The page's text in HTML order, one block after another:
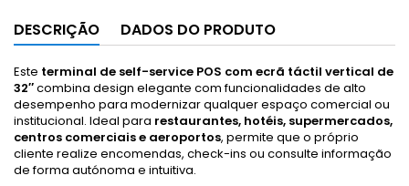
DESCRIÇÃO DADOS DO PRODUTO
Este terminal de self-service POS com ecrã táctil vertical de
32″combina design elegante com funcionalidades de alto
desempenho para modernizar qualquer espaço comercial ou
institucional. Ideal para restaurantes, hotéis, supermercados,
centros comerciais e aeroportos, permite que o próprio
cliente realize encomendas, check-ins ou consulte informação
de forma autónoma e intuitiva.